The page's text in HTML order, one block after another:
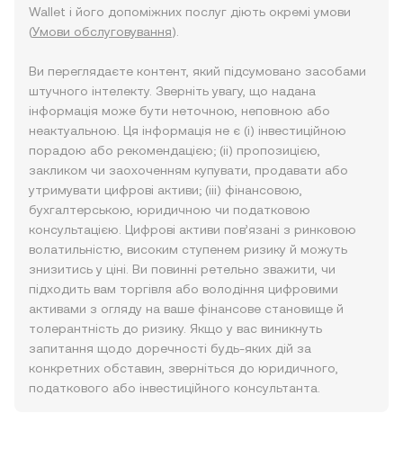
Wallet і його допоміжних послуг діють окремі умови
(Умови обслуговування).
Ви переглядаєте контент, який підсумовано засобами
штучного інтелекту. Зверніть увагу, що надана
інформація може бути неточною, неповною або
неактуальною. Ця інформація не є (i) інвестиційною
порадою або рекомендацією; (ii) пропозицією,
закликом чи заохоченням купувати, продавати або
утримувати цифрові активи; (iii) фінансовою,
бухгалтерською, юридичною чи податковою
консультацією. Цифрові активи пов’язані з ринковою
волатильністю, високим ступенем ризику й можуть
знизитись у ціні. Ви повинні ретельно зважити, чи
підходить вам торгівля або володіння цифровими
активами з огляду на ваше фінансове становище й
толерантність до ризику. Якщо у вас виникнуть
запитання щодо доречності будь-яких дій за
конкретних обставин, зверніться до юридичного,
податкового або інвестиційного консультанта.